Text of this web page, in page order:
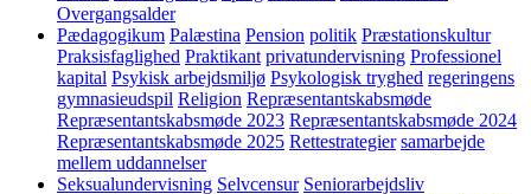
Overgangsalder
Pædagogikum Palæstina Pension politik Præstationskultur
Praksisfaglighed Praktikant privatundervisning Professionel
kapital Psykisk arbejdsmiljø Psykologisk tryghed regeringens
gymnasieudspil Religion Repræsentantskabsmøde
Repræsentantskabsmøde 2023 Repræsentantskabsmøde 2024
Repræsentantskabsmøde 2025 Rettestrategier samarbejde
mellem uddannelser
Seksualundervisning Selvcensur Seniorarbejdsliv